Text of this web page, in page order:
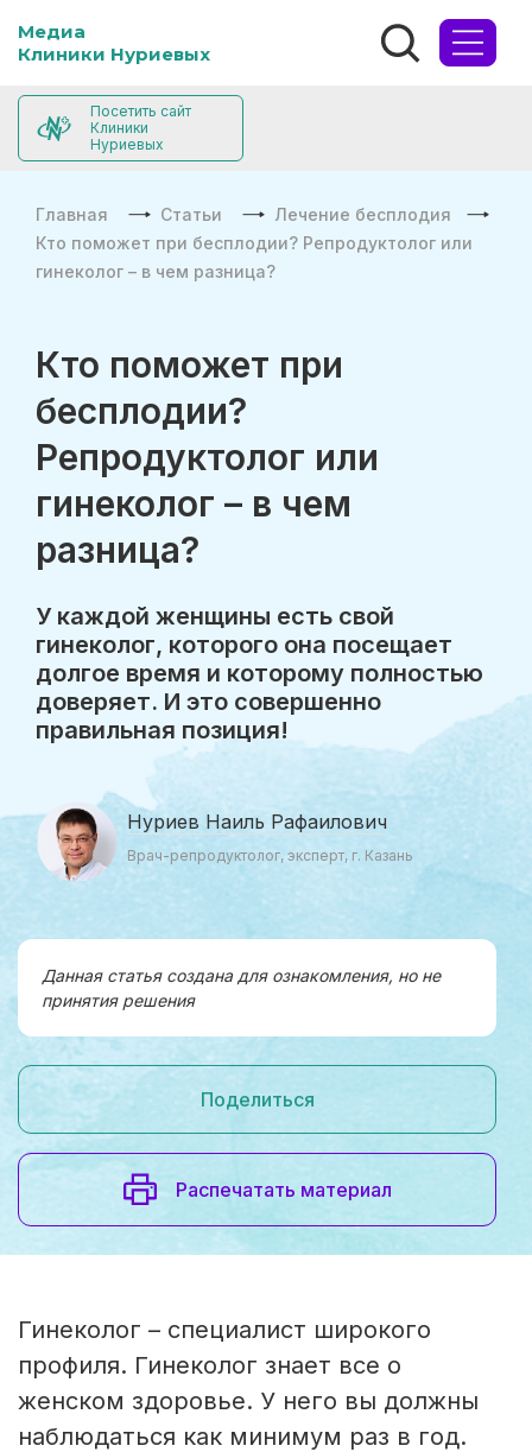
Медиа
Клиники Нуриевых
Посетить сайт
Клиники
Нуриевых
Главная Статьи
Лечение бесплодия
Кто поможет при бесплодии? Репродуктолог или
гинеколог – в чем разница?
Кто поможет при
бесплодии?
Репродуктолог или
гинеколог – в чем
разница?
У каждой женщины есть свой
гинеколог, которого она посещает
долгое время и которому полностью
доверяет. И это совершенно
правильная позиция!
Нуриев Наиль Рафаилович
Врач-репродуктолог, эксперт, г. Казань
Данная статья создана для ознакомления, но не
принятия решения
Поделиться
Распечатать материал
Гинеколог – специалист широкого
профиля. Гинеколог знает все о
женском здоровье. У него вы должны
наблюдаться как минимум раз в год.